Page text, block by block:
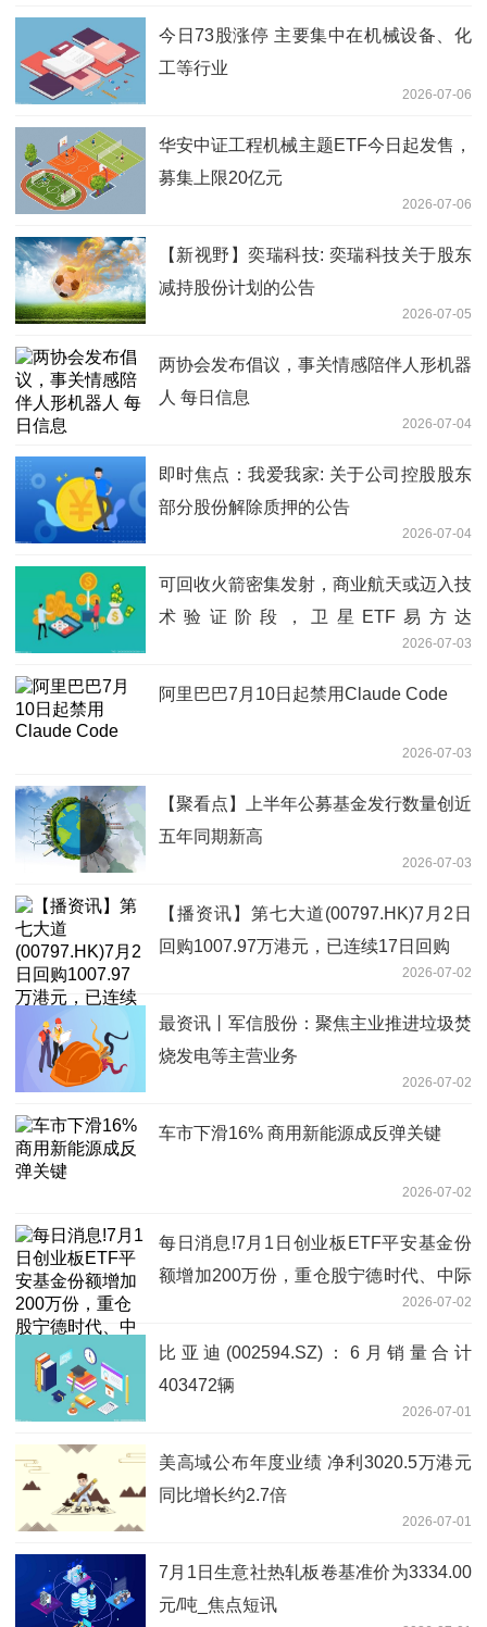
今日73股涨停 主要集中在机械设备、化
工等行业
2026-07-06
华安中证工程机械主题ETF今日起发售，
募集上限20亿元
2026-07-06
【新视野】奕瑞科技: 奕瑞科技关于股东
减持股份计划的公告
2026-07-05
两协会发布倡议，事关情感陪伴人形机器
人 每日信息
2026-07-04
即时焦点：我爱我家: 关于公司控股股东
部分股份解除质押的公告
2026-07-04
可回收火箭密集发射，商业航天或迈入技
术验证阶段，卫星ETF易方达
2026-07-03
阿里巴巴7月10日起禁用Claude Code
2026-07-03
【聚看点】上半年公募基金发行数量创近
五年同期新高
2026-07-03
【播资讯】第七大道(00797.HK)7月2日
回购1007.97万港元，已连续17日回购
2026-07-02
最资讯丨军信股份：聚焦主业推进垃圾焚
烧发电等主营业务
2026-07-02
车市下滑16% 商用新能源成反弹关键
2026-07-02
每日消息!7月1日创业板ETF平安基金份
额增加200万份，重仓股宁德时代、中际
2026-07-02
比亚迪(002594.SZ)：6月销量合计
403472辆
2026-07-01
美高域公布年度业绩 净利3020.5万港元
同比增长约2.7倍
2026-07-01
7月1日生意社热轧板卷基准价为3334.00
元/吨_焦点短讯